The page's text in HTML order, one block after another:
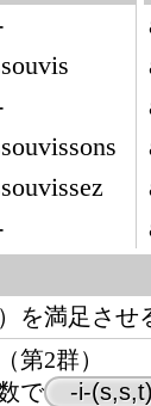
を満足させ
第2群）
で
-i-(s,s,t)